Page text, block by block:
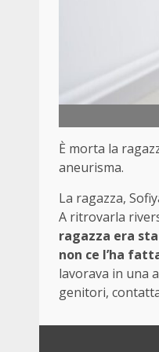
È morta la
aneurisma.
La ragazza,
A ritrovarla
ragazza era
non ce l’ha
lavorava in una
genitori,